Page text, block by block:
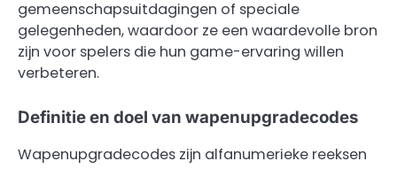
gemeenschapsuitdagingen of speciale
gelegenheden, waardoor ze een waardevolle bron
zijn voor spelers die hun game-ervaring willen
verbeteren.
Definitie en doel van wapenupgradecodes
Wapenupgradecodes zijn alfanumerieke reeksen